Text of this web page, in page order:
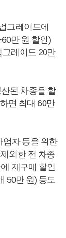
그레이드에
만 원 할인)
그레이드 20만
된 차종을 할
면 최대 60만
업자 등을 위한
외한 전 차종
재구매 할인
50만 원) 등도